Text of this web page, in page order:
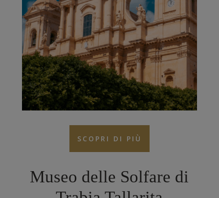
SCOPRI DI PIÙ
Museo delle Solfare di